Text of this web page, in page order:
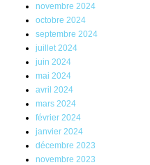
novembre 2024
octobre 2024
septembre 2024
juillet 2024
juin 2024
mai 2024
avril 2024
mars 2024
février 2024
janvier 2024
décembre 2023
novembre 2023